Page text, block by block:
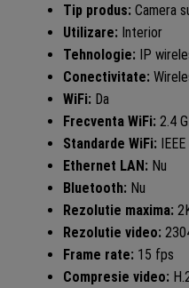
Tip produs:Camera
Utilizare:Interior
Tehnologie:IP
Conectivitate:
WiFi:Da
Frecventa WiFi:2.4
Standarde WiFi:IEEE
Ethernet LAN:Nu
Bluetooth:Nu
Rezolutie maxima:
Rezolutie video:
Frame rate:15 fps
Compresie video: